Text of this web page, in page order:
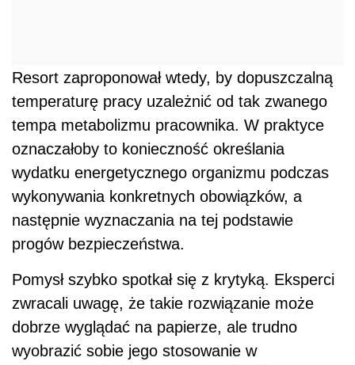
Resort zaproponował wtedy, by dopuszczalną
temperaturę pracy uzależnić od tak zwanego
tempa metabolizmu pracownika. W praktyce
oznaczałoby to konieczność określania
wydatku energetycznego organizmu podczas
wykonywania konkretnych obowiązków, a
następnie wyznaczania na tej podstawie
progów bezpieczeństwa.
Pomysł szybko spotkał się z krytyką. Eksperci
zwracali uwagę, że takie rozwiązanie może
dobrze wyglądać na papierze, ale trudno
wyobrazić sobie jego stosowanie w